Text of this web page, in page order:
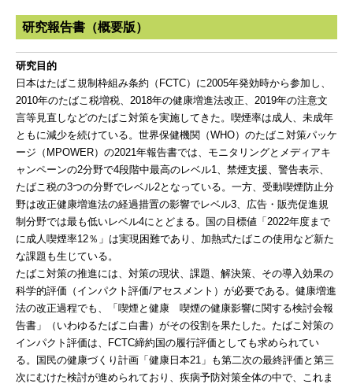
研究報告書（概要版）
研究目的
日本はたばこ規制枠組み条約（FCTC）に2005年発効時から参加し、
2010年のたばこ税増税、2018年の健康増進法改正、2019年の注意文
言等見直しなどのたばこ対策を実施してきた。喫煙率は成人、未成年
ともに減少を続けている。世界保健機関（WHO）のたばこ対策パッケ
ージ（MPOWER）の2021年報告書では、モニタリングとメディアキ
ャンペーンの2分野で4段階中最高のレベル1、禁煙支援、警告表示、
たばこ税の3つの分野でレベル2となっている。一方、受動喫煙防止分
野は改正健康増進法の経過措置の影響でレベル3、広告・販売促進規
制分野では最も低いレベル4にとどまる。国の目標値「2022年度まで
に成人喫煙率12％」は実現困難であり、加熱式たばこの使用など新た
な課題も生じている。
たばこ対策の推進には、対策の現状、課題、解決策、その導入効果の
科学的評価（インパクト評価/アセスメント）が必要である。健康増進
法の改正過程でも、「喫煙と健康 喫煙の健康影響に関する検討会報
告書」（いわゆるたばこ白書）がその役割を果たした。たばこ対策の
インパクト評価は、FCTC締約国の履行評価としても求められてい
る。国民の健康づくり計画「健康日本21」も第二次の最終評価と第三
次にむけた検討が進められており、疾病予防対策全体の中で、これま